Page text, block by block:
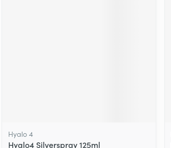
Hyalo 4
Hyalo4 Silverspray 125ml